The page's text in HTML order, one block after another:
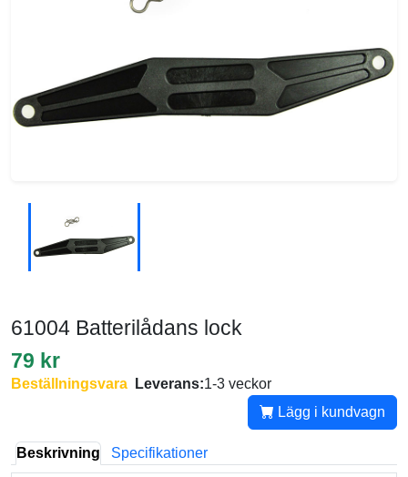
61004 Batterilådans lock
79 kr
Beställningsvara Leverans:1-3 veckor
Lägg i kundvagn
Beskrivning Specifikationer